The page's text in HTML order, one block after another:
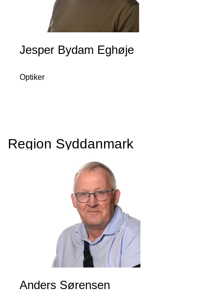
Jesper Bydam Eghøje
Optiker
Region Syddanmark
Anders Sørensen